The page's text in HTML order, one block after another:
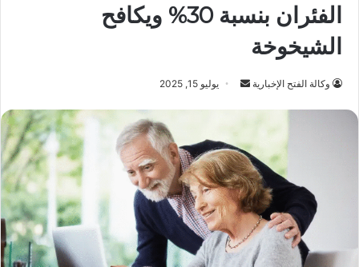
الفئران بنسبة 30% ويكافح
الشيخوخة
وكالة الفتح الإخبارية
أرسل يوليو 15, 2025